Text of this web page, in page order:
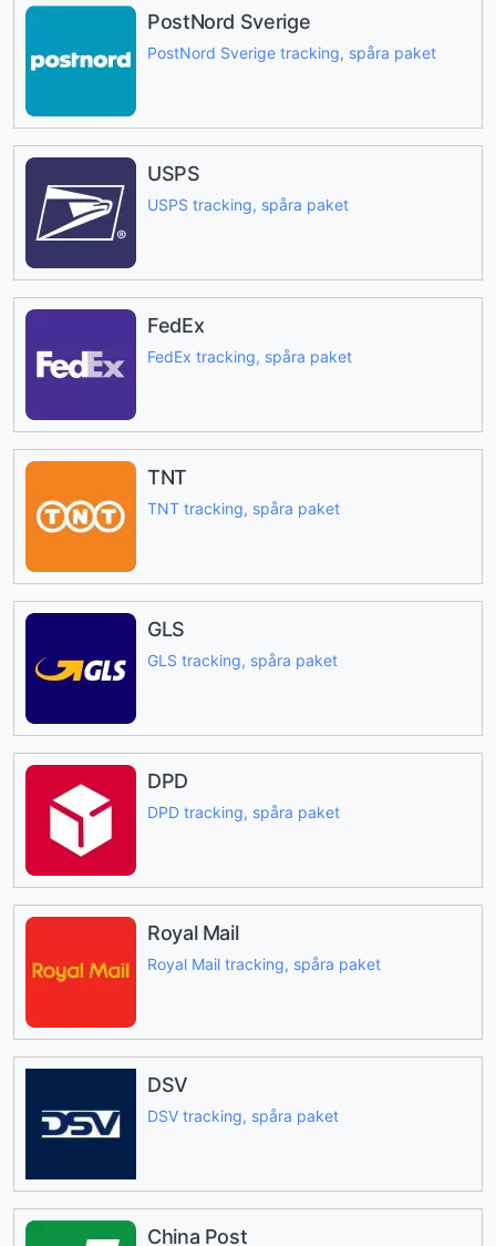
PostNord Sverige
PostNord Sverige tracking, spåra paket
USPS
USPS tracking, spåra paket
FedEx
FedEx tracking, spåra paket
TNT
TNT tracking, spåra paket
GLS
GLS tracking, spåra paket
DPD
DPD tracking, spåra paket
Royal Mail
Royal Mail tracking, spåra paket
DSV
DSV tracking, spåra paket
China Post